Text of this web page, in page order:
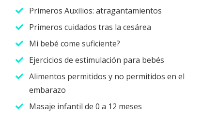
Primeros Auxilios: atragantamientos
Primeros cuidados tras la cesárea
Mi bebé come suficiente?
Ejercicios de estimulación para bebés
Alimentos permitidos y no permitidos en el
embarazo
Masaje infantil de 0 a 12 meses